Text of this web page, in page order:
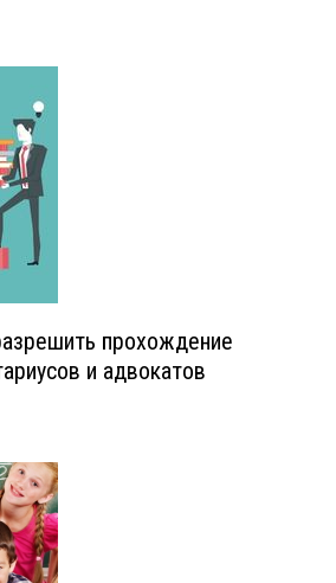
прохождение
и адвокатов